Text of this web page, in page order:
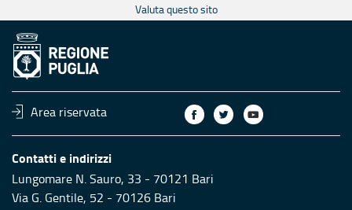
Valuta questo sito
Area riservata
Contatti e indirizzi
Lungomare N. Sauro, 33 - 70121 Bari
Via G. Gentile, 52 - 70126 Bari